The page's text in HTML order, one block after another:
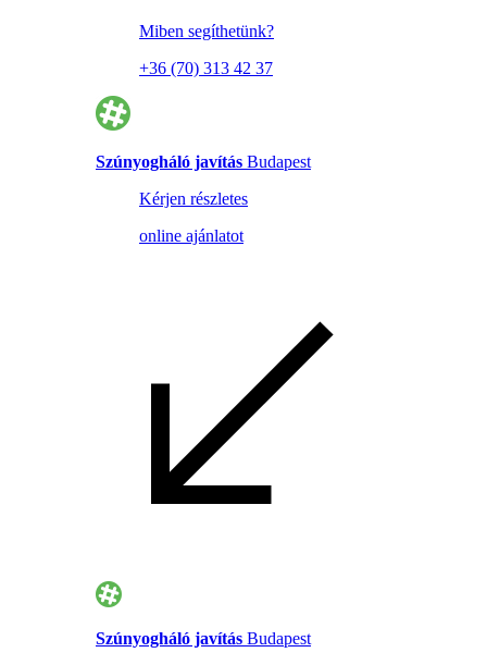
Miben segíthetünk?
+36 (70) 313 42 37
Szúnyogháló javítás Budapest
Kérjen részletes
online ajánlatot
Szúnyogháló javítás Budapest